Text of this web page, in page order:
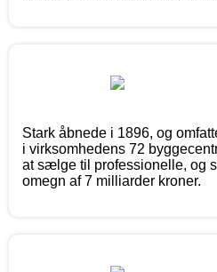
Stark åbnede i 1896, og
i virksomhedens 72
at sælge til professionelle, og
omegn af 7 milliarder kroner.